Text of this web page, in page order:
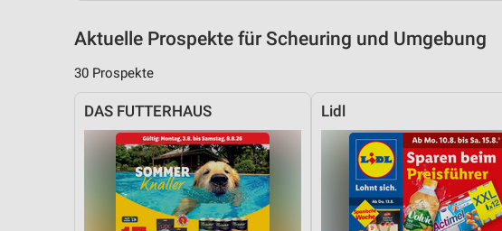
Aktuelle Prospekte für Scheuring und Umgebung
30 Prospekte
DAS FUTTERHAUS Lidl